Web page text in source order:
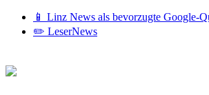
📱 Linz News als bevorzugte Google-
✏️ LeserNews